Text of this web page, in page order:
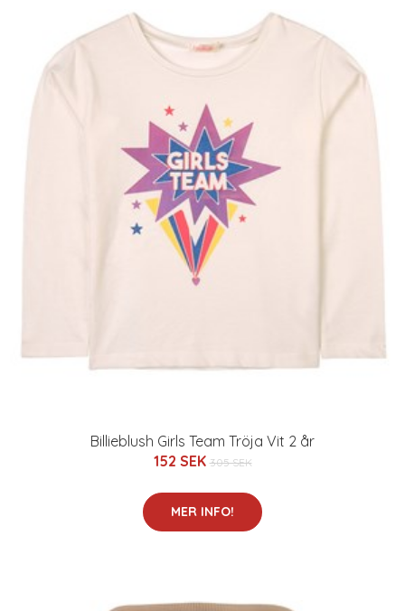
Billieblush Girls Team Tröja Vit 2 år
152 SEK 305 SEK
MER INFO!